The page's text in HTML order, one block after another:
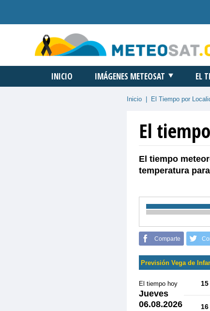
INICIO IMÁGENES METEOSAT EL
Inicio El Tiempo por
El
El tiempo
temperatura
Comparte
Previsión Vega de
El tiempo hoy
Jueves
06.08.2026
15
16